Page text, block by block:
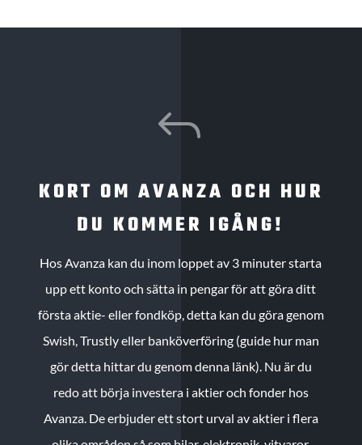
J
KORT OM AVANZA OCH HUR
DU KOMMER IGÅNG!
Hos Avanza kan du inom loppet av 3 minuter starta
upp ett konto och sätta in pengar för att göra ditt
första aktie- eller fondköp, detta kan du göra genom
Swish, Trustly eller banköverföring (guide hur man
gör detta hittar du genom denna länk). Nu är du
redo att börja investera i aktier och fonder hos
Avanza. De erbjuder ett stort urval av aktier i flera